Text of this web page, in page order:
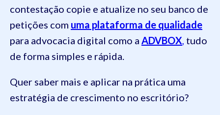
contestação copie e atualize no seu banco de
petições com uma plataforma de qualidade
para advocacia digital como a ADVBOX, tudo
de forma simples e rápida.
Quer saber mais e aplicar na prática uma
estratégia de crescimento no escritório?